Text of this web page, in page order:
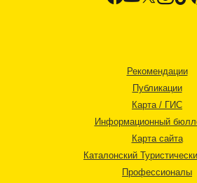
Рекомендации
Публикации
Карта / ГИС
Информационный
Карта сайта
Каталонский
Профессионалы